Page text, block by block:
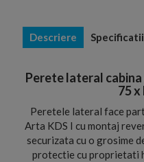
Descriere Specificatii
Perete lateral
75 x
Peretele lateral face
Arta KDS I cu montaj
securizata cu o grosime
protectie cu proprietati